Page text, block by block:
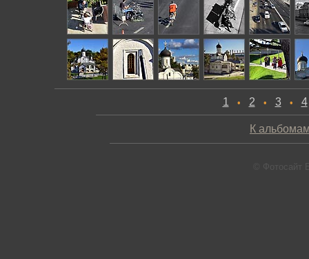
1 • 2 • 3 • 4
К
© Фотосайт